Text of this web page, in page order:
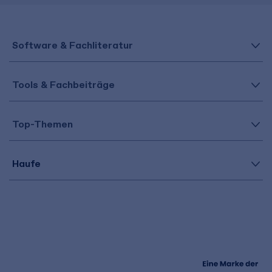
Software & Fachliteratur
Tools & Fachbeiträge
Top-Themen
Haufe